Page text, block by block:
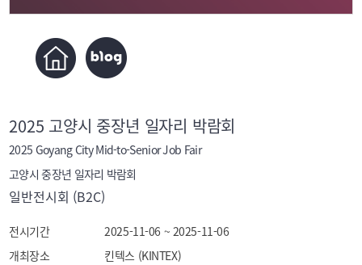
2025 고양시 중장년 일자리 박람회
2025 Goyang City Mid‑to‑Senior Job Fair
고양시 중장년 일자리 박람회
일반전시회 (B2C)
전시기간
2025-11-06 ~ 2025-11-06
개최장소
킨텍스 (KINTEX)